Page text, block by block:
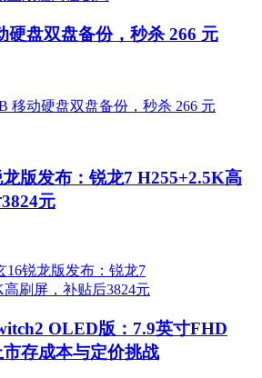
硬盘双盘备份，秒杀 266 元
版发布：锐龙7 H255+2.5K高
元
OLED版：7.9英寸FHD
市存成本与定价挑战